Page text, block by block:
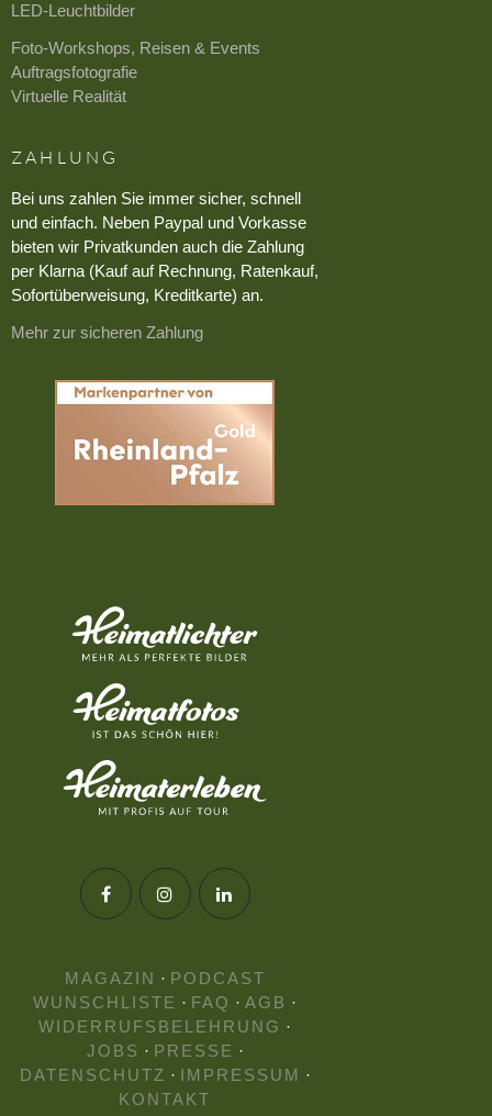
LED-Leuchtbilder
Foto-Workshops, Reisen & Events
Auftragsfotografie
Virtuelle Realität
ZAHLUNG
Bei uns zahlen Sie immer sicher, schnell
und einfach. Neben Paypal und Vorkasse
bieten wir Privatkunden auch die Zahlung
per Klarna (Kauf auf Rechnung, Ratenkauf,
Sofortüberweisung, Kreditkarte) an.
Mehr zur sicheren Zahlung
MAGAZIN · PODCAST
WUNSCHLISTE · FAQ · AGB ·
WIDERRUFSBELEHRUNG ·
JOBS · PRESSE ·
DATENSCHUTZ · IMPRESSUM ·
KONTAKT